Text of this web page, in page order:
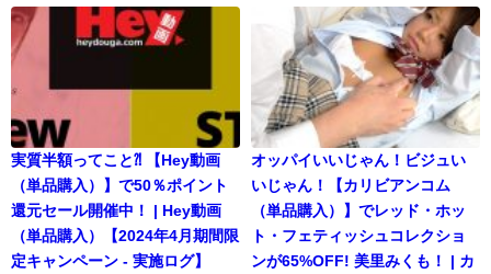
実質半額ってこと⁈ 【Hey動画
（単品購入）】で50％ポイント
還元セール開催中！ | Hey動画
（単品購入）【2024年4月期間限
定キャンペーン - 実施ログ】
オッパイいいじゃん！ビジュい
いじゃん！【カリビアンコム
（単品購入）】でレッド・ホッ
ト・フェティッシュコレクショ
ンが65%OFF! 美里みくも！ | カ